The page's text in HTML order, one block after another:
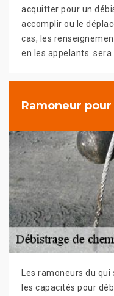
acquitter pour un
accomplir ou le
cas, les
en les appelants. sera
Ramoneur
Les ramoneurs du
les capacités pour